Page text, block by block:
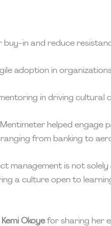
in and reduce
adoption in
in driving cultural
helped engage
from banking to
management is not
a culture open to
Kemi Okoyefor sharing her